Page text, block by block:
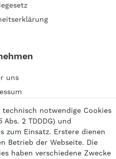
uns
notwendige Cookies
2 TDDDG) und
zum Einsatz. Erstere dienen
Betrieb der Webseite. Die
haben verschiedene Zwecke